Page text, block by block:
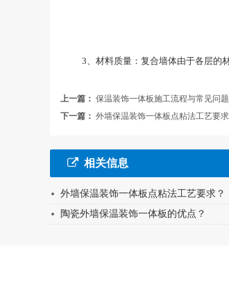
3、材料质量：复合墙体由于各层的材
上一篇： 保温装饰一体板施工流程与常见问题
下一篇： 外墙保温装饰一体板点粘法工艺要求
相关信息
外墙保温装饰一体板点粘法工艺要求？
陶瓷外墙保温装饰一体板的优点？